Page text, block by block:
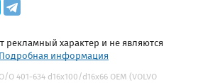
рекламный характер и не являются
Подробная информация
401-634 d16x100/d16x66 OEM (VOLVO